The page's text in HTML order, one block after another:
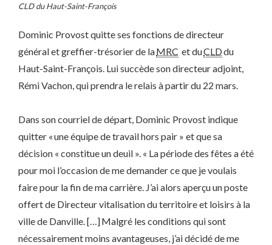
CLD du Haut-Saint-François
Dominic Provost quitte ses fonctions de directeur
général et greffier-trésorier de laMRC et duCLDdu
Haut-Saint-François. Lui succède son directeur adjoint,
Rémi Vachon, qui prendra le relais à partir du 22 mars.
Dans son courriel de départ, Dominic Provost indique
quitter « une équipe de travail hors pair » et que sa
décision « constitue un deuil ». « La période des fêtes a été
pour moi l’occasion de me demander ce que je voulais
faire pour la fin de ma carrière. J’ai alors aperçu un poste
offert de Directeur vitalisation du territoire et loisirs à la
ville de Danville. […] Malgré les conditions qui sont
nécessairement moins avantageuses, j’ai décidé de me